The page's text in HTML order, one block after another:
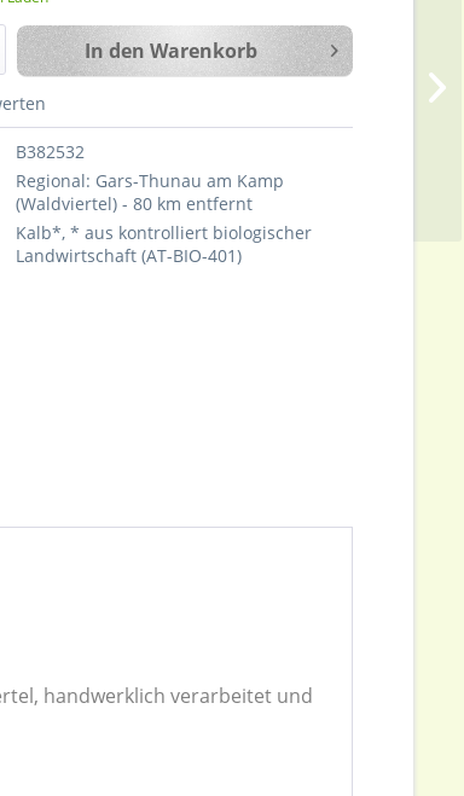
In den Warenkorb
B382532
Regional: Gars-Thunau am Kamp
(Waldviertel) - 80 km entfernt
Kalb*, * aus kontrolliert biologischer
Landwirtschaft (AT-BIO-401)
handwerklich verarbeitet und